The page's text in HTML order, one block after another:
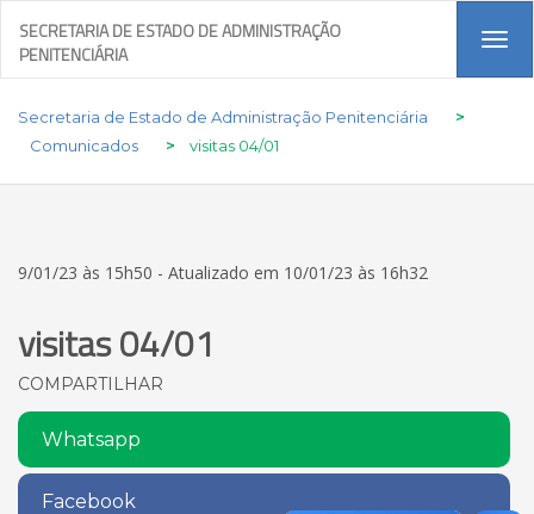
SECRETARIA DE ESTADO DE ADMINISTRAÇÃO
PENITENCIÁRIA
Secretaria de Estado de Administração Penitenciária
>
Comunicados
> visitas 04/01
9/01/23 às 15h50 - Atualizado em 10/01/23 às 16h32
visitas 04/01
COMPARTILHAR
Whatsapp
Facebook